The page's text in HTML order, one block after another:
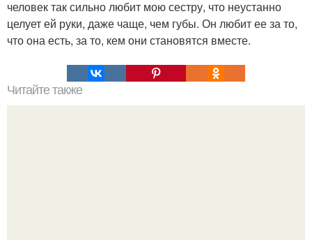
человек так сильно любит мою сестру, что неустанно
целует ей руки, даже чаще, чем губы. Он любит ее за то,
что она есть, за то, кем они становятся вместе.
Читайте также